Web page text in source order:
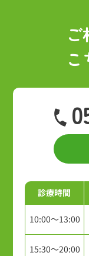
診療時間
10:00～13:00
15:30～20:00